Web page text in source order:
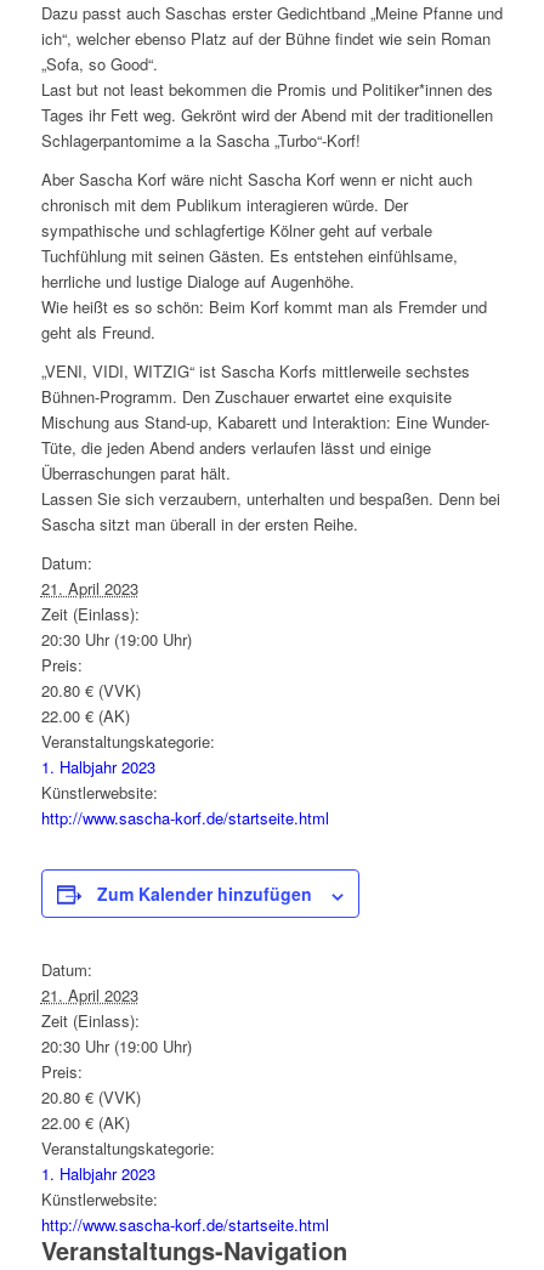
Dazu passt auch Saschas erster Gedichtband „Meine Pfanne und
ich“, welcher ebenso Platz auf der Bühne findet wie sein Roman
„Sofa, so Good“.
Last but not least bekommen die Promis und Politiker*innen des
Tages ihr Fett weg. Gekrönt wird der Abend mit der traditionellen
Schlagerpantomime a la Sascha „Turbo“-Korf!
Aber Sascha Korf wäre nicht Sascha Korf wenn er nicht auch
chronisch mit dem Publikum interagieren würde. Der
sympathische und schlagfertige Kölner geht auf verbale
Tuchfühlung mit seinen Gästen. Es entstehen einfühlsame,
herrliche und lustige Dialoge auf Augenhöhe.
Wie heißt es so schön: Beim Korf kommt man als Fremder und
geht als Freund.
„VENI, VIDI, WITZIG“ ist Sascha Korfs mittlerweile sechstes
Bühnen-Programm. Den Zuschauer erwartet eine exquisite
Mischung aus Stand-up, Kabarett und Interaktion: Eine Wunder-
Tüte, die jeden Abend anders verlaufen lässt und einige
Überraschungen parat hält.
Lassen Sie sich verzaubern, unterhalten und bespaßen. Denn bei
Sascha sitzt man überall in der ersten Reihe.
Datum:
21. April 2023
Zeit (Einlass):
20:30 Uhr (19:00 Uhr)
Preis:
20.80 € (VVK)
22.00 € (AK)
Veranstaltungskategorie:
1. Halbjahr 2023
Künstlerwebsite:
http://www.sascha-korf.de/startseite.html
Zum Kalender hinzufügen
Datum:
21. April 2023
Zeit (Einlass):
20:30 Uhr (19:00 Uhr)
Preis:
20.80 € (VVK)
22.00 € (AK)
Veranstaltungskategorie:
1. Halbjahr 2023
Künstlerwebsite:
http://www.sascha-korf.de/startseite.html
Veranstaltungs-Navigation